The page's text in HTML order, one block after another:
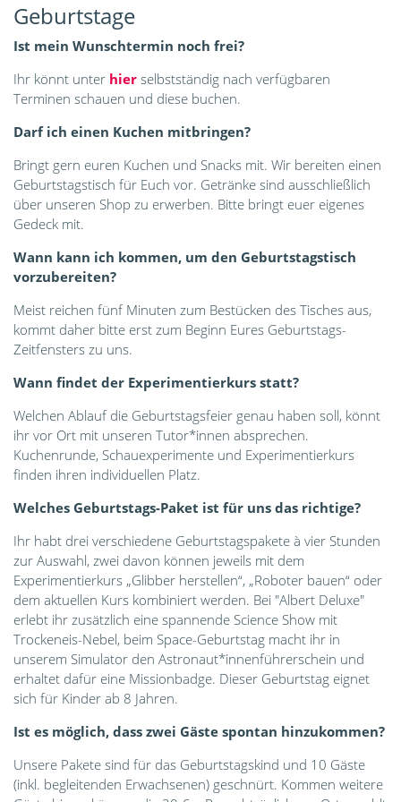
Geburtstage
Ist mein Wunschtermin noch frei?
Ihr könnt unter hier selbstständig nach verfügbaren
Terminen schauen und diese buchen.
Darf ich einen Kuchen mitbringen?
Bringt gern euren Kuchen und Snacks mit. Wir bereiten einen
Geburtstagstisch für Euch vor. Getränke sind ausschließlich
über unseren Shop zu erwerben. Bitte bringt euer eigenes
Gedeck mit.
Wann kann ich kommen, um den Geburtstagstisch
vorzubereiten?
Meist reichen fünf Minuten zum Bestücken des Tisches aus,
kommt daher bitte erst zum Beginn Eures Geburtstags-
Zeitfensters zu uns.
Wann findet der Experimentierkurs statt?
Welchen Ablauf die Geburtstagsfeier genau haben soll, könnt
ihr vor Ort mit unseren Tutor*innen absprechen.
Kuchenrunde, Schauexperimente und Experimentierkurs
finden ihren individuellen Platz.
Welches Geburtstags-Paket ist für uns das richtige?
Ihr habt drei verschiedene Geburtstagspakete à vier Stunden
zur Auswahl, zwei davon können jeweils mit dem
Experimentierkurs „Glibber herstellen“, „Roboter bauen“ oder
dem aktuellen Kurs kombiniert werden. Bei "Albert Deluxe"
erlebt ihr zusätzlich eine spannende Science Show mit
Trockeneis-Nebel, beim Space-Geburtstag macht ihr in
unserem Simulator den Astronaut*innenführerschein und
erhaltet dafür eine Missionbadge. Dieser Geburtstag eignet
sich für Kinder ab 8 Jahren.
Ist es möglich, dass zwei Gäste spontan hinzukommen?
Unsere Pakete sind für das Geburtstagskind und 10 Gäste
(inkl. begleitenden Erwachsenen) geschnürt. Kommen weitere